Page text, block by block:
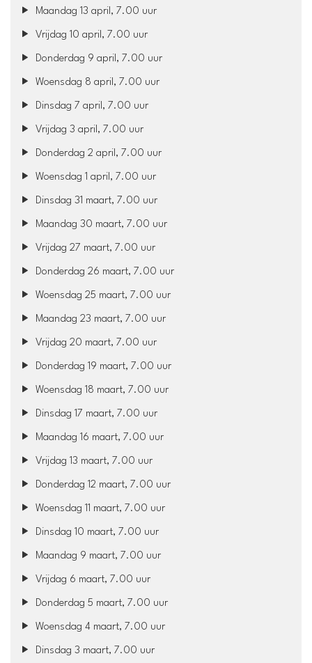
Maandag 13 april, 7.00 uur
Vrijdag 10 april, 7.00 uur
Donderdag 9 april, 7.00 uur
Woensdag 8 april, 7.00 uur
Dinsdag 7 april, 7.00 uur
Vrijdag 3 april, 7.00 uur
Donderdag 2 april, 7.00 uur
Woensdag 1 april, 7.00 uur
Dinsdag 31 maart, 7.00 uur
Maandag 30 maart, 7.00 uur
Vrijdag 27 maart, 7.00 uur
Donderdag 26 maart, 7.00 uur
Woensdag 25 maart, 7.00 uur
Maandag 23 maart, 7.00 uur
Vrijdag 20 maart, 7.00 uur
Donderdag 19 maart, 7.00 uur
Woensdag 18 maart, 7.00 uur
Dinsdag 17 maart, 7.00 uur
Maandag 16 maart, 7.00 uur
Vrijdag 13 maart, 7.00 uur
Donderdag 12 maart, 7.00 uur
Woensdag 11 maart, 7.00 uur
Dinsdag 10 maart, 7.00 uur
Maandag 9 maart, 7.00 uur
Vrijdag 6 maart, 7.00 uur
Donderdag 5 maart, 7.00 uur
Woensdag 4 maart, 7.00 uur
Dinsdag 3 maart, 7.00 uur